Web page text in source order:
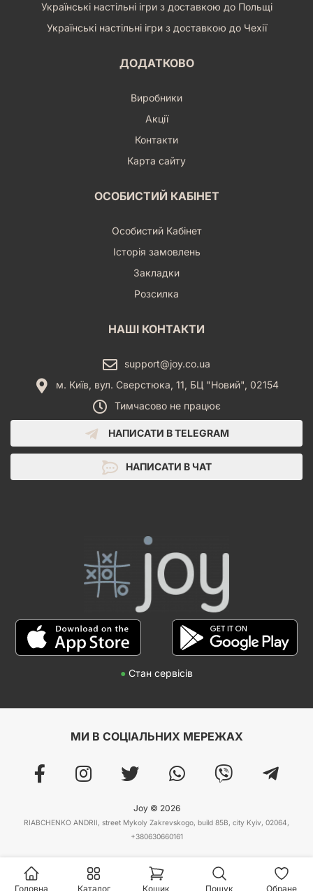
Українські настільні ігри з доставкою до Польщі
Українські настільні ігри з доставкою до Чехії
ДОДАТКОВО
Виробники
Акції
Контакти
Карта сайту
ОСОБИСТИЙ КАБІНЕТ
Особистий Кабінет
Історія замовлень
Закладки
Розсилка
НАШІ КОНТАКТИ
support@joy.co.ua
м. Київ, вул. Сверстюка, 11, БЦ "Новий", 02154
Тимчасово не працює
НАПИСАТИ В TELEGRAM
НАПИСАТИ В ЧАТ
● Стан сервісів
МИ В СОЦІАЛЬНИХ МЕРЕЖАХ
Joy © 2026
RIABCHENKO ANDRII, street Mykoly Zakrevskogo, build 85B, city Kyiv, 02064,
+380630660161
Головна Каталог Кошик Пошук Обране